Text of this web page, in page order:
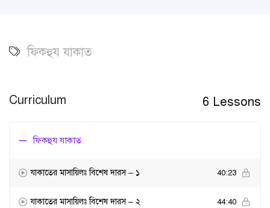
ফিকহুয যাকাত
Curriculum 6 Lessons
ফিকহুয যাকাত
যাকাতের মাসায়িলঃ বিশেষ দারস – ১ 40:23
যাকাতের মাসায়িলঃ বিশেষ দারস – ২ 44:40